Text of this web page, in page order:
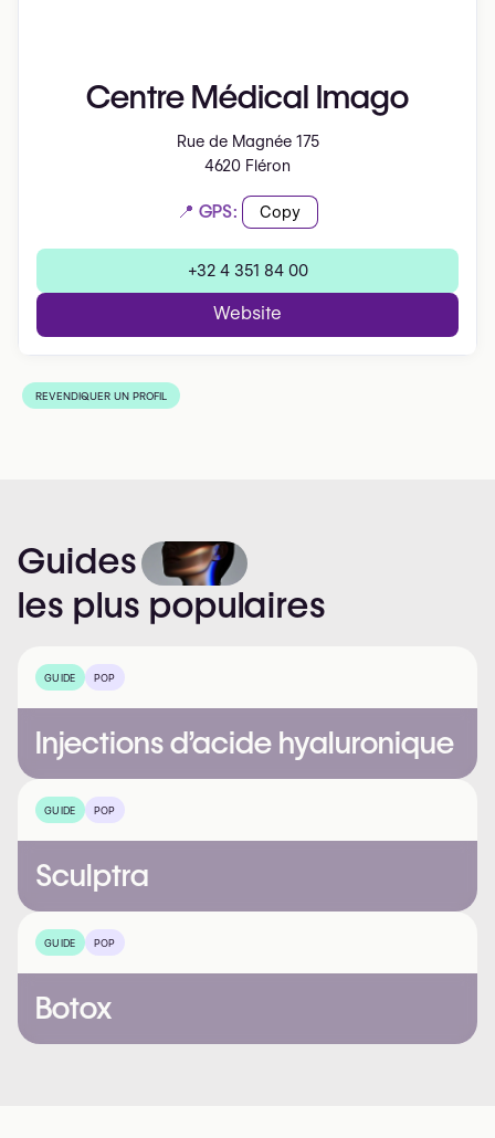
Centre Médical Imago
Rue de Magnée 175
4620 Fléron
📍 GPS: Copy
+32 4 351 84 00
Website
REVENDIQUER UN PROFIL
Guides
les plus populaires
GUIDE POP
Injections d’acide hyaluronique
GUIDE POP
Sculptra
GUIDE POP
Botox